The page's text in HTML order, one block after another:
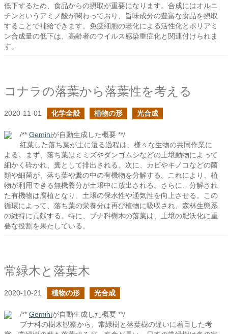
低下するため、食品からの摂取が重要になります。合成にはオルニ
チンというアミノ酸が関わっており、旨味成分の豊富な食品を摂取
することで補給できます。免疫細胞の老化による活性化とポリアミ
ン合成量の低下は、高齢者のウイルス感染重症化と関連付けられま
す。
コナラの落葉から落葉性を考える
2020-11-01 化学全般 植物の形 光合成
/** Geminiが自動生成した概要 **/
紅葉した落ち葉が土に還る過程は、様々な生物の共同作業に
よる。まず、落ち葉はミミズやダンゴムシなどの土壌動物によって
細かく砕かれ、糞として排出される。次に、カビやキノコなどの菌
類や細菌が、落ち葉や糞の中の有機物を分解する。これにより、植
物が利用できる無機養分が土壌中に放出される。さらに、分解され
た有機物は腐植となり、土壌の保水性や通気性を向上させる。この
循環によって、落ち葉の栄養分は再び植物に吸収され、森林生態系
の維持に貢献する。特に、ブナ科樹木の落葉は、土壌の肥沃化に重
要な役割を果たしている。
常緑木と落葉木
2020-10-21 植物の形 光合成
/** Geminiが自動生成した概要 **/
ブナ科の樹木観察から、常緑樹と落葉樹の違いに着目した考